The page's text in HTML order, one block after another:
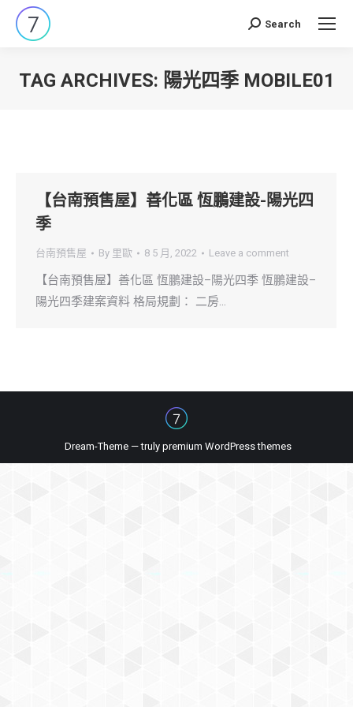
Search:
Search
TAG ARCHIVES: 陽光四季 MOBILE01
【台南預售屋】善化區 恆鵬建設-陽光四
季
台南預售屋 By 里歐 8 5 月, 2022 Leave a comment
【台南預售屋】善化區 恆鵬建設–陽光四季 恆鵬建設–
陽光四季建案資料 格局規劃： 二房…
Dream-Theme — truly premium WordPress themes